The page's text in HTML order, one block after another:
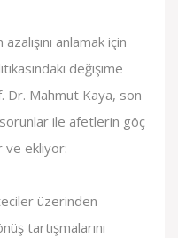
anlamak için
değişime
Dr. Mahmut Kaya, son
ile afetlerin göç
ve ekliyor:
üzerinden
tartışmalarını